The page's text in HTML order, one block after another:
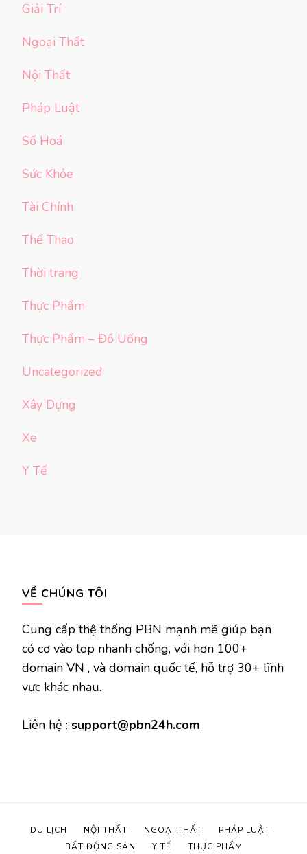
Giải Trí
Ngoại Thất
Nội Thất
Pháp Luật
Số Hoá
Sức Khỏe
Tài Chính
Thể Thao
Thời trang
Thực Phẩm
Thực Phẩm – Đồ Uống
Uncategorized
Xây Dựng
Xe
Y Tế
VỀ CHÚNG TÔI
Cung cấp thệ thống PBN mạnh mẽ giúp bạn
có cơ vào top nhanh chống, với hơn 100+
domain VN , và domain quốc tế, hỗ trợ 30+ lĩnh
vực khác nhau.
Liên hệ : support@pbn24h.com
DU LỊCH NỘI THẤT NGOẠI THẤT
PHÁP LUẬT
BẤT ĐỘNG SẢN
Y TẾ THỰC PHẨM